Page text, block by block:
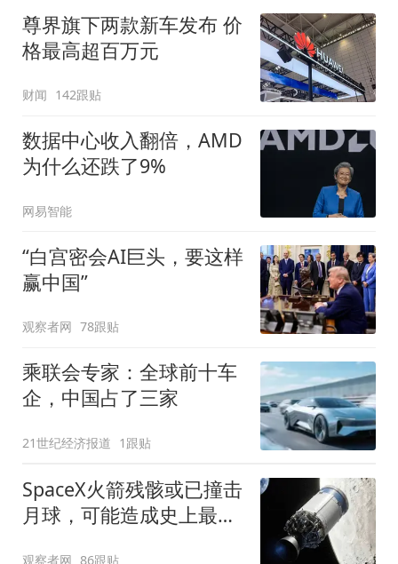
尊界旗下两款新车发布 价
格最高超百万元
财闻 142跟贴
数据中心收入翻倍，AMD
为什么还跌了9%
网易智能
“白宫密会AI巨头，要这样
赢中国”
观察者网 78跟贴
乘联会专家：全球前十车
企，中国占了三家
21世纪经济报道 1跟贴
SpaceX火箭残骸或已撞击
月球，可能造成史上最大
观察者网 86跟贴